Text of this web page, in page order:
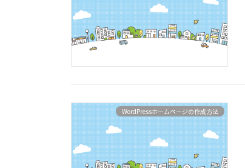
WordPressホームページの作成方法